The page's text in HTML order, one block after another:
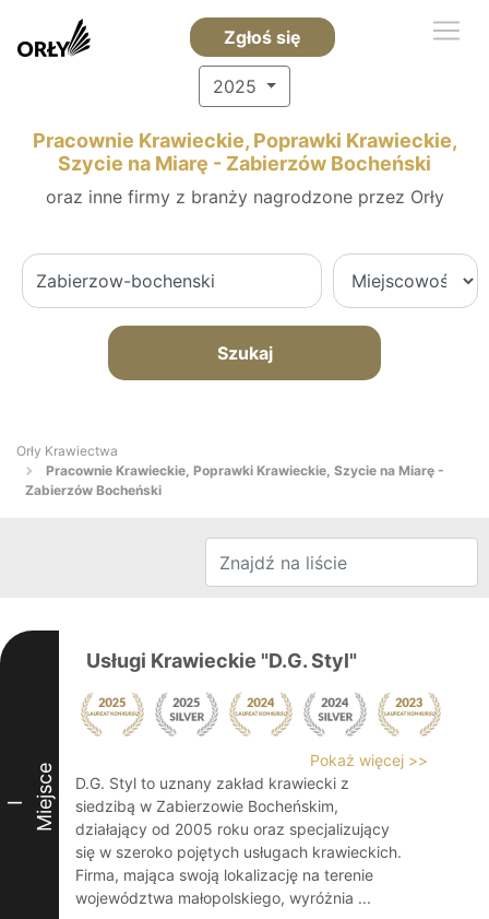
Zgłoś się
2025
Pracownie Krawieckie, Poprawki Krawieckie,
Szycie na Miarę - Zabierzów Bocheński
oraz inne firmy z branży nagrodzone przez Orły
Szukaj
Orły Krawiectwa
Pracownie Krawieckie, Poprawki Krawieckie, Szycie na Miarę -
Zabierzów Bocheński
I Miejsce
Usługi Krawieckie "D.G. Styl"
Pokaż więcej >>
D.G. Styl to uznany zakład krawiecki z
siedzibą w Zabierzowie Bocheńskim,
działający od 2005 roku oraz specjalizujący
się w szeroko pojętych usługach krawieckich.
Firma, mająca swoją lokalizację na terenie
województwa małopolskiego, wyróżnia ...